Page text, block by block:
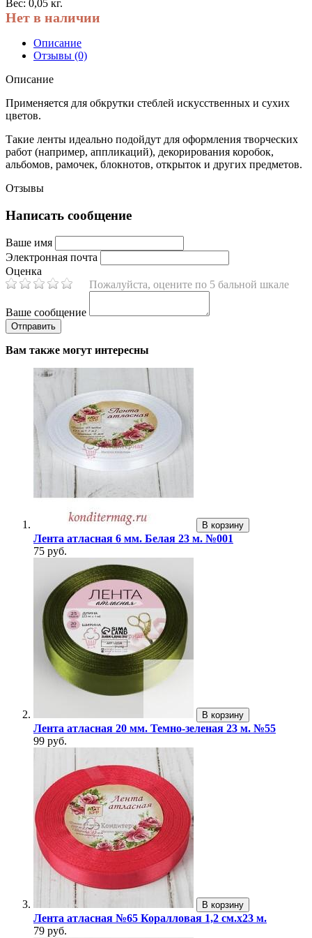
Вес: 0,05 кг.
Нет в наличии
Описание
Отзывы (0)
Описание
Применяется для обкрутки стеблей искусственных и сухих
цветов.
Такие ленты идеально подойдут для оформления творческих
работ (например, аппликаций), декорирования коробок,
альбомов, рамочек, блокнотов, открыток и других предметов.
Отзывы
Написать сообщение
Ваше имя
Электронная почта
Оценка
Пожалуйста, оцените по 5 бальной шкале
Ваше сообщение
Вам также могут интересны
В корзину
Лента атласная 6 мм. Белая 23 м. №001
75 руб.
В корзину
Лента атласная 20 мм. Темно-зеленая 23 м. №55
99 руб.
В корзину
Лента атласная №65 Коралловая 1,2 см.х23 м.
79 руб.